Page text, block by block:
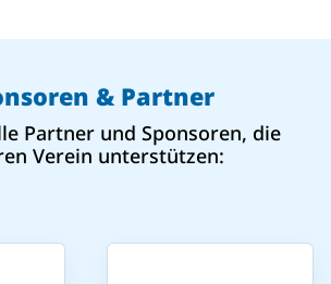
& Partner
Partner und Sponsoren, die
Verein unterstützen: